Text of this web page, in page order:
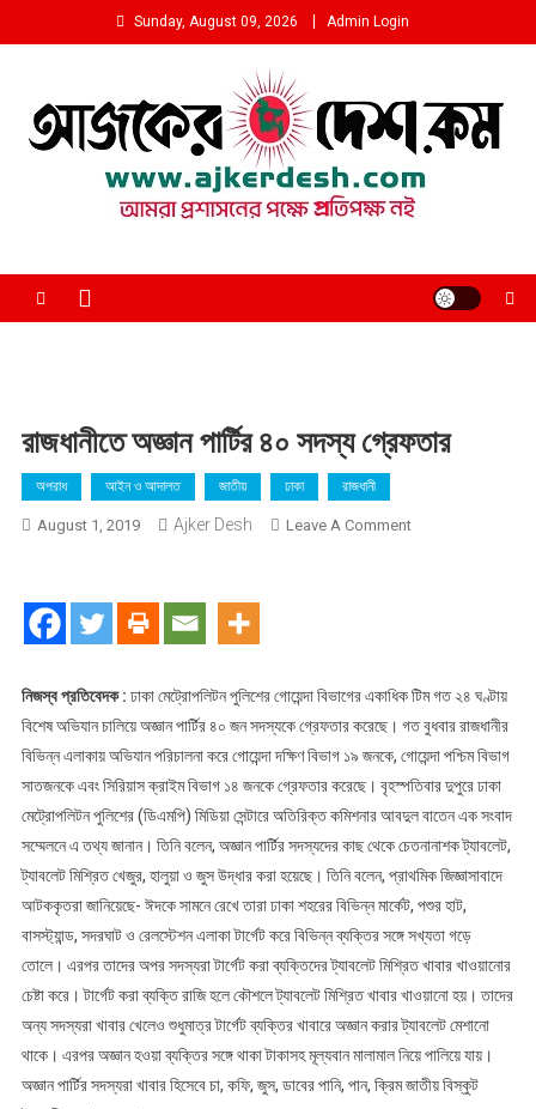
to
Sunday, August 09, 2026 Admin Login
রাজধানীতে অজ্ঞান পার্টির ৪০ সদস্য গ্রেফতার
অপরাধ আইন ও আদালত জাতীয় ঢাকা রাজধানী
August 1, 2019 Ajker Desh Leave A CommentOn
গ্রেফতার
নিজস্ব প্রতিবেদক : ঢাকা মেট্রোপলিটন পুলিশের গোয়েন্দা বিভাগের একাধিক টিম গত ২৪ ঘণ্টায়
বিশেষ অভিযান চালিয়ে অজ্ঞান পার্টির ৪০ জন সদস্যকে গ্রেফতার করেছে। গত বুধবার রাজধানীর
বিভিন্ন এলাকায় অভিযান পরিচালনা করে গোয়েন্দা দক্ষিণ বিভাগ ১৯ জনকে, গোয়েন্দা পশ্চিম বিভাগ
সাতজনকে এবং সিরিয়াস ক্রাইম বিভাগ ১৪ জনকে গ্রেফতার করেছে। বৃহস্পতিবার দুপুরে ঢাকা
মেট্রোপলিটন পুলিশের (ডিএমপি) মিডিয়া সেন্টারে অতিরিক্ত কমিশনার আবদুল বাতেন এক সংবাদ
সম্মেলনে এ তথ্য জানান। তিনি বলেন, অজ্ঞান পার্টির সদস্যদের কাছ থেকে চেতনানাশক ট্যাবলেট,
ট্যাবলেট মিশ্রিত খেজুর, হালুয়া ও জুস উদ্ধার করা হয়েছে। তিনি বলেন, প্রাথমিক জিজ্ঞাসাবাদে
আটককৃতরা জানিয়েছে- ঈদকে সামনে রেখে তারা ঢাকা শহরের বিভিন্ন মার্কেট, পশুর হাট,
বাসস্ট্যান্ড, সদরঘাট ও রেলস্টেশন এলাকা টার্গেট করে বিভিন্ন ব্যক্তির সঙ্গে সখ্যতা গড়ে
তোলে। এরপর তাদের অপর সদস্যরা টার্গেট করা ব্যক্তিদের ট্যাবলেট মিশ্রিত খাবার খাওয়ানোর
চেষ্টা করে। টার্গেট করা ব্যক্তি রাজি হলে কৌশলে ট্যাবলেট মিশ্রিত খাবার খাওয়ানো হয়। তাদের
অন্য সদস্যরা খাবার খেলেও শুধুমাত্র টার্গেট ব্যক্তির খাবারে অজ্ঞান করার ট্যাবলেট মেশানো
থাকে। এরপর অজ্ঞান হওয়া ব্যক্তির সঙ্গে থাকা টাকাসহ মূল্যবান মালামাল নিয়ে পালিয়ে যায়।
অজ্ঞান পার্টির সদস্যরা খাবার হিসেবে চা, কফি, জুস, ডাবের পানি, পান, ক্রিম জাতীয় বিস্কুট